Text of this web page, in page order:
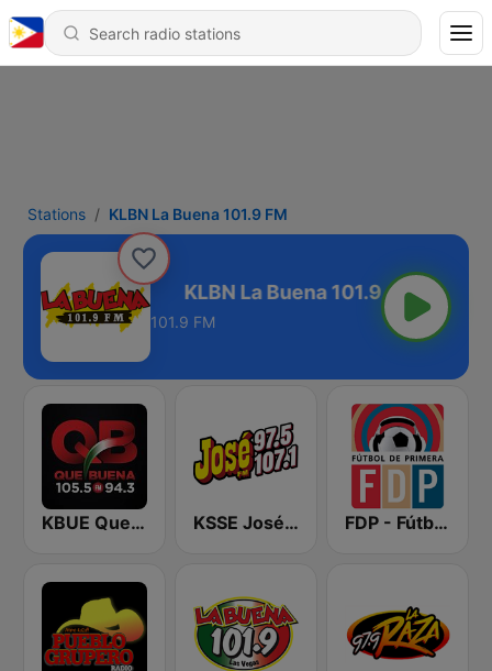
Stations KLBN La Buena 101.9 FM
101.9 FM
101.9 FM
KBUE Que Buena 105.5 / 94.3 FM (US Only) KSSE José 97.5 y 107.1 FDP - Fútbol de Primera